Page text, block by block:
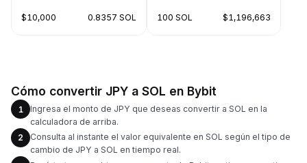
$10,000 0.8357 SOL 100 SOL $1,196,663
Cómo convertir JPY a SOL en Bybit
1
Ingresa el monto de JPY que deseas convertir a SOL en la
calculadora de arriba.
2
Consulta al instante el valor equivalente en SOL según el tipo de
cambio de JPY a SOL en tiempo real.